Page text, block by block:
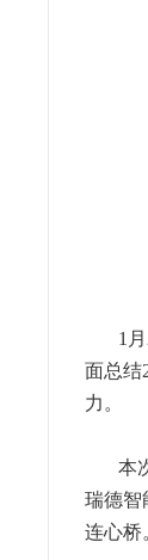
1月
面总结
力。
本次
瑞德智
连心桥